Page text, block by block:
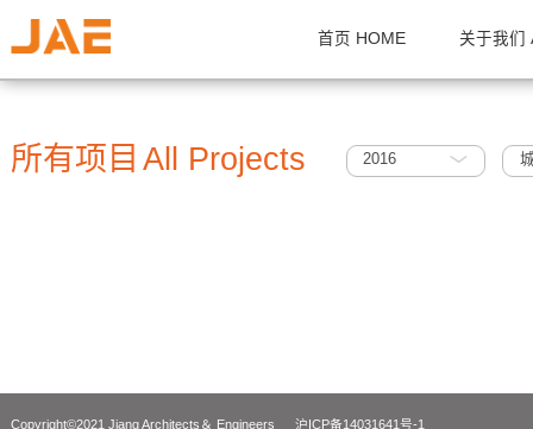
首页 HOME 关
所有项目 All Projects 2016